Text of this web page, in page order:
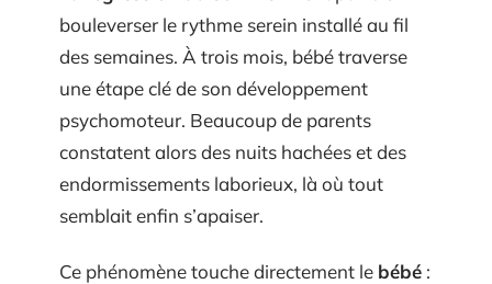
bouleverser le rythme serein installé au fil
des semaines. À trois mois, bébé traverse
une étape clé de son développement
psychomoteur. Beaucoup de parents
constatent alors des nuits hachées et des
endormissements laborieux, là où tout
semblait enfin s’apaiser.
Ce phénomène touche directement le bébé :